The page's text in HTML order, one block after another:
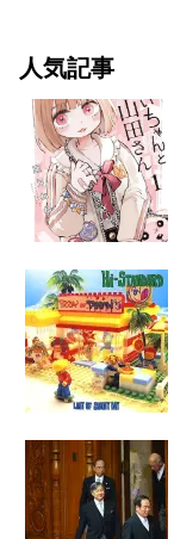
人気記事